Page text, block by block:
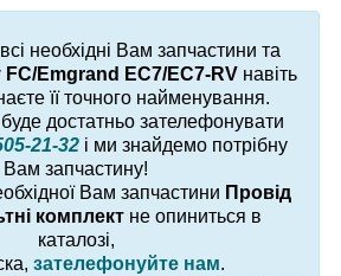
необхідні Вам запчастини та
FC/Emgrand EC7/EC7-RV навіть
її точного найменування.
достатньо зателефонувати
21-32 і ми знайдемо потрібну
Вам запчастину!
Вам запчастини Провід
комплектне опиниться в
каталозі,
зателефонуйте нам.